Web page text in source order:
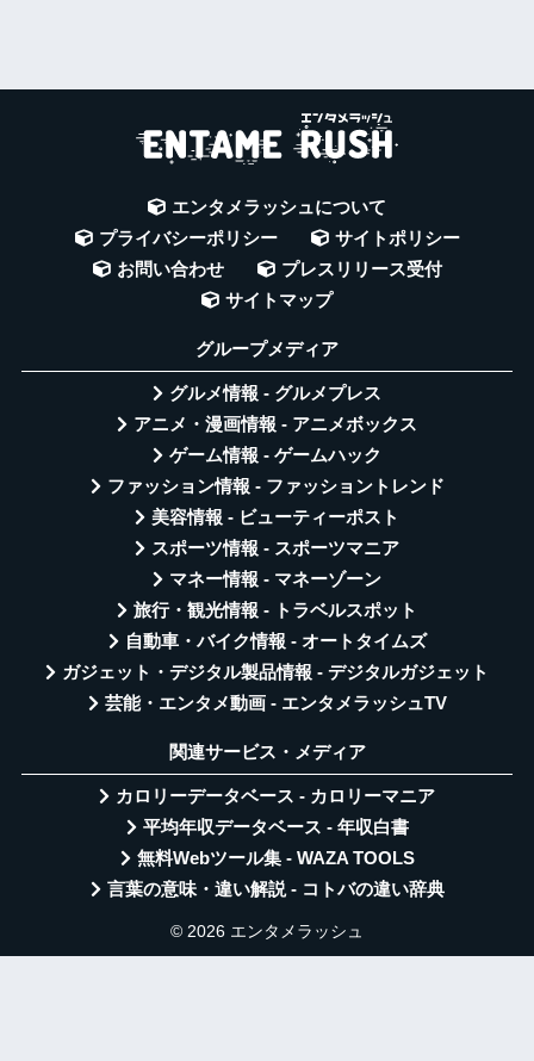
エンタメラッシュについて
プライバシーポリシー
サイトポリシー
お問い合わせ
プレスリリース受付
サイトマップ
グループメディア
グルメ情報 - グルメプレス
アニメ・漫画情報 - アニメボックス
ゲーム情報 - ゲームハック
ファッション情報 - ファッショントレンド
美容情報 - ビューティーポスト
スポーツ情報 - スポーツマニア
マネー情報 - マネーゾーン
旅行・観光情報 - トラベルスポット
自動車・バイク情報 - オートタイムズ
ガジェット・デジタル製品情報 - デジタルガジェット
芸能・エンタメ動画 - エンタメラッシュTV
関連サービス・メディア
カロリーデータベース - カロリーマニア
平均年収データベース - 年収白書
無料Webツール集 - WAZA TOOLS
言葉の意味・違い解説 - コトバの違い辞典
© 2026 エンタメラッシュ